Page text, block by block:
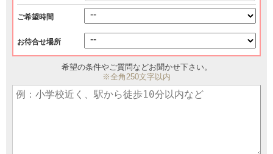
ご希望時間
お待合せ場所
希望の条件やご質問などお聞かせ下さい。
※全角250文字以内